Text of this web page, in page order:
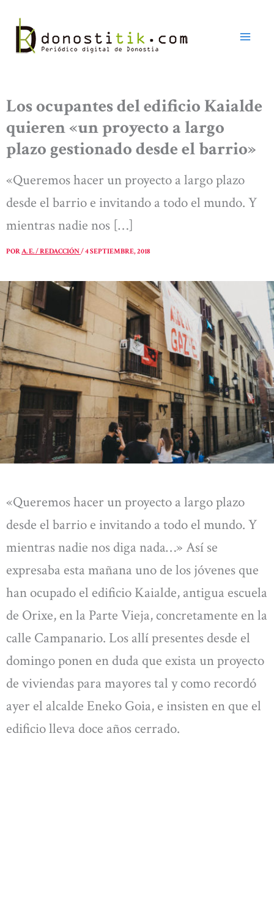
contenido
Los ocupantes del edificio Kaialde
quieren «un proyecto a largo
plazo gestionado desde el barrio»
«Queremos hacer un proyecto a largo plazo
desde el barrio e invitando a todo el mundo. Y
mientras nadie nos […]
PORA. E. / REDACCIÓN/4 SEPTIEMBRE, 2018
«Queremos hacer un proyecto a largo plazo
desde el barrio e invitando a todo el mundo. Y
mientras nadie nos diga nada…» Así se
expresaba esta mañana uno de los jóvenes que
han ocupado el edificio Kaialde, antigua escuela
de Orixe, en la Parte Vieja, concretamente en la
calle Campanario. Los allí presentes desde el
domingo ponen en duda que exista un proyecto
de viviendas para mayores tal y como recordó
ayer el alcalde Eneko Goia, e insisten en que el
edificio lleva doce años cerrado.